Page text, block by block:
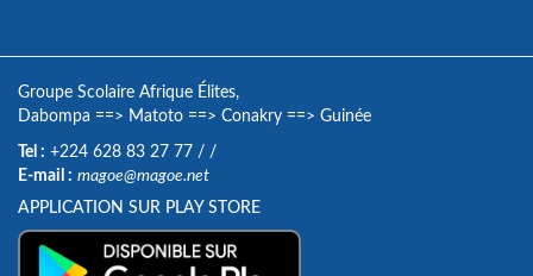
Groupe Scolaire Afrique Élites,
Dabompa ==> Matoto ==> Conakry ==> Guinée
Tel : +224 628 83 27 77 / /
E-mail : magoe@magoe.net
APPLICATION SUR PLAY STORE